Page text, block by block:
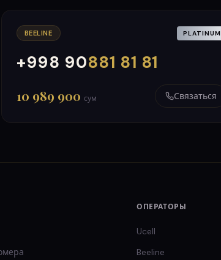
BEELINE PLATINUM
+998 90881 81 81
000
999
10 989 900 сум Связаться
ОПЕРАТОРЫ
Ucell
Beeline